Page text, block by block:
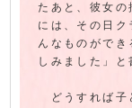
たあと、彼女の
には、その日
んなものがで
しみました」と
どうすれば子